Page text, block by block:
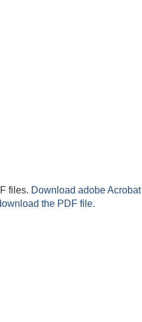
files. Download adobe Acrobat
the PDF file.